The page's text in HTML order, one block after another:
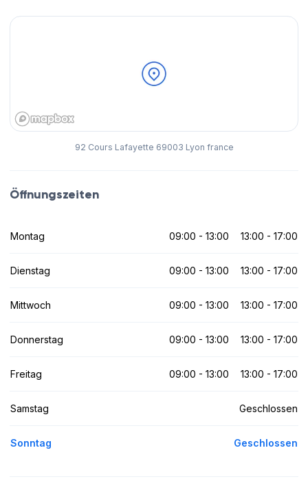
92 Cours Lafayette 69003 Lyon france
Öffnungszeiten
Montag 09:00 - 13:00 13:00 - 17:00
Dienstag 09:00 - 13:00 13:00 - 17:00
Mittwoch 09:00 - 13:00 13:00 - 17:00
Donnerstag 09:00 - 13:00 13:00 - 17:00
Freitag 09:00 - 13:00 13:00 - 17:00
Samstag Geschlossen
Sonntag Geschlossen